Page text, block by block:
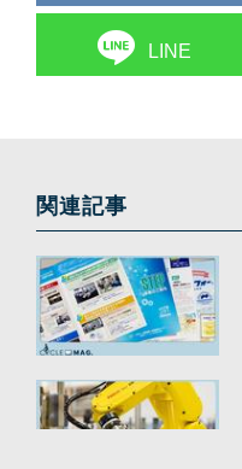
LINE
関連記事